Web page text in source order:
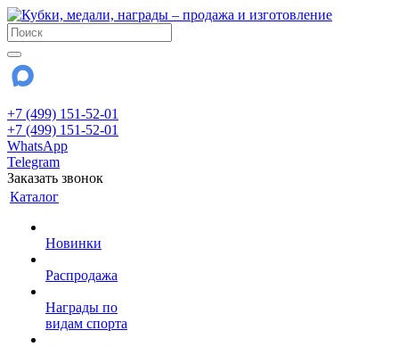
+7 (499) 151-52-01
+7 (499) 151-52-01
WhatsApp
Telegram
Заказать звонок
Каталог
Новинки
Распродажа
Награды по
видам спорта